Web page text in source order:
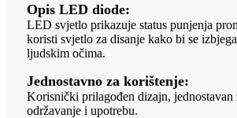
Opis LED diode:
LED svjetlo prikazuje status punjenja
koristi svjetlo za disanje kako bi se
ljudskim očima.
Jednostavno za korištenje:
Korisnički prilagođen dizajn, jednostavan
održavanje i upotrebu.